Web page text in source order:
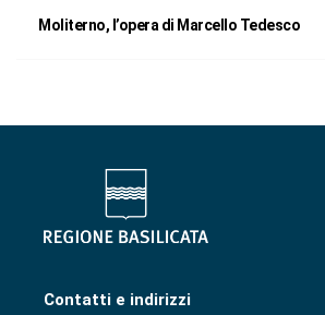
Moliterno, l’opera di Marcello Tedesco
Contatti e indirizzi